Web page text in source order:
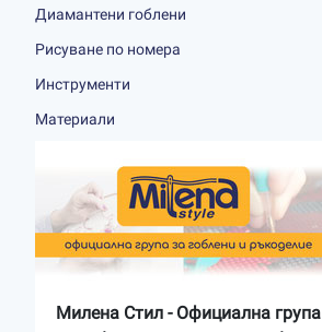
Диамантени гоблени
Рисуване по номера
Инструменти
Материали
Милена Стил - Официална група